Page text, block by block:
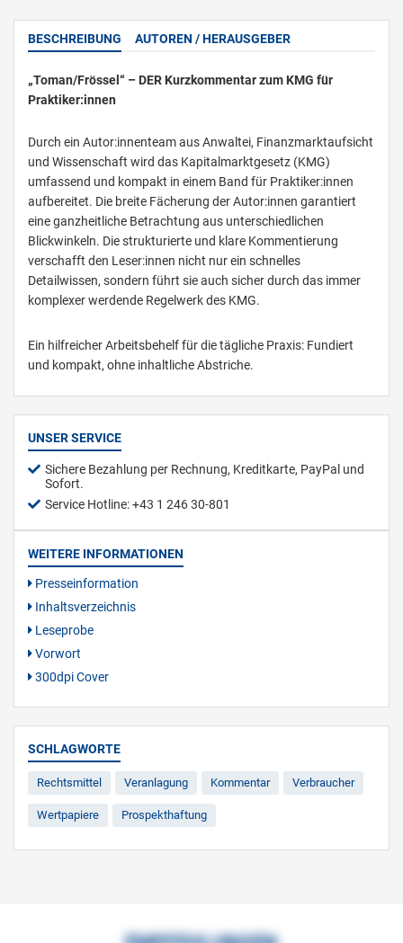
BESCHREIBUNG AUTOREN / HERAUSGEBER
„Toman/Frössel“ – DER Kurzkommentar zum KMG für
Praktiker:innen
Durch ein Autor:innenteam aus Anwaltei, Finanzmarktaufsicht
und Wissenschaft wird das Kapitalmarktgesetz (KMG)
umfassend und kompakt in einem Band für Praktiker:innen
aufbereitet. Die breite Fächerung der Autor:innen garantiert
eine ganzheitliche Betrachtung aus unterschiedlichen
Blickwinkeln. Die strukturierte und klare Kommentierung
verschafft den Leser:innen nicht nur ein schnelles
Detailwissen, sondern führt sie auch sicher durch das immer
komplexer werdende Regelwerk des KMG.
Ein hilfreicher Arbeitsbehelf für die tägliche Praxis: Fundiert
und kompakt, ohne inhaltliche Abstriche.
UNSER SERVICE
Sichere Bezahlung per Rechnung, Kreditkarte, PayPal und
Sofort.
Service Hotline: +43 1 246 30-801
WEITERE INFORMATIONEN
Presseinformation
Inhaltsverzeichnis
Leseprobe
Vorwort
300dpi Cover
SCHLAGWORTE
Rechtsmittel Veranlagung Kommentar Verbraucher
Wertpapiere Prospekthaftung